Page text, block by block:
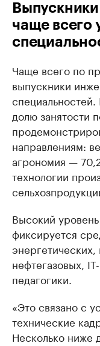
чаще всего
Чаще всего по
выпускники
долю занятости
направлениям:
агрономия —
технологии
Высокий
фиксируется
нефтегазовых,
педагогики.
«Это связано с
технические
Несколько ниже